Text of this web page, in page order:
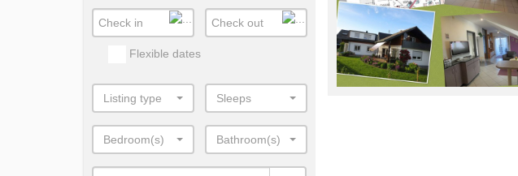
Flexible dates
Listing type Sleeps
Bedroom(s) Bathroom(s)